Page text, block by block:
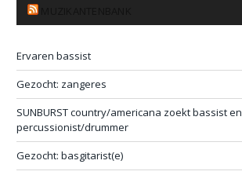
Ervaren bassist
Gezocht: zangeres
SUNBURST country/americana zoekt bassist en
percussionist/drummer
Gezocht: basgitarist(e)